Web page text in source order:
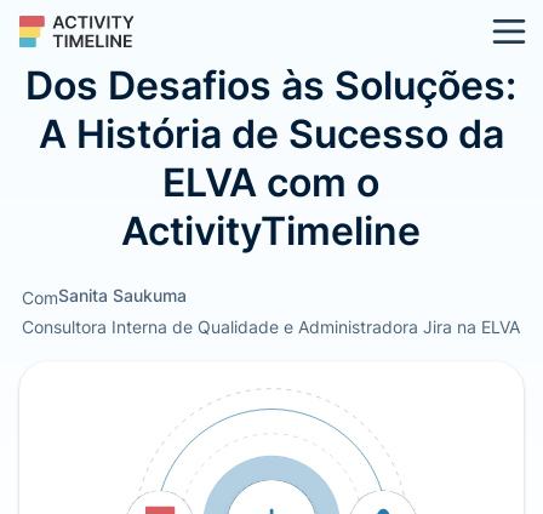
Dos Desafios às Soluções:
A História de Sucesso da
ELVA com o
ActivityTimeline
ComSanita Saukuma
Consultora Interna de Qualidade e Administradora Jira na ELVA